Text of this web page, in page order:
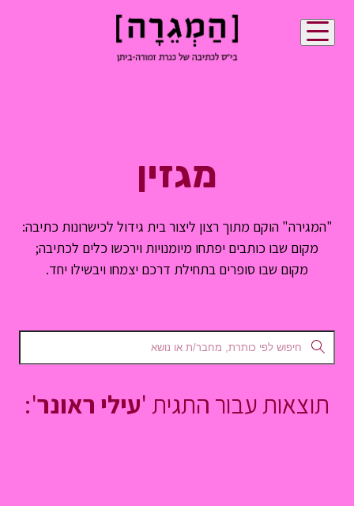
מגזין
"המגירה" הוקם מתוך רצון ליצור בית גידול לכישרונות כתיבה:
מקום שבו כותבים יפתחו מיומנויות וירכשו כלים לכתיבה;
מקום שבו סופרים בתחילת דרכם יצמחו ויבשילו יחד.
תוצאות עבור התגית 'עילי ראונר':